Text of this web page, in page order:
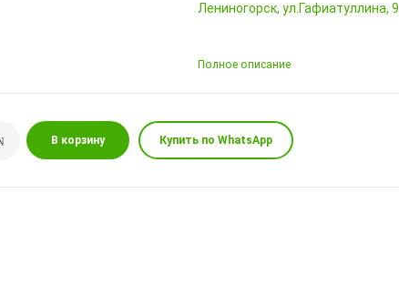
Лениногорск, ул.Гафиатуллина,
Полное описание
В корзину Купить по WhatsApp